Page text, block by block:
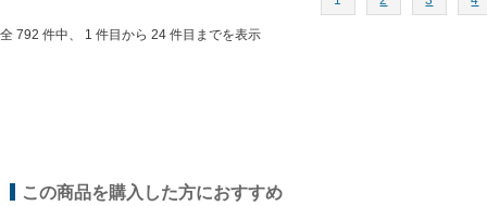
全 792 件中、 1 件目から 24 件目までを表示
この商品を購入した方におすすめ